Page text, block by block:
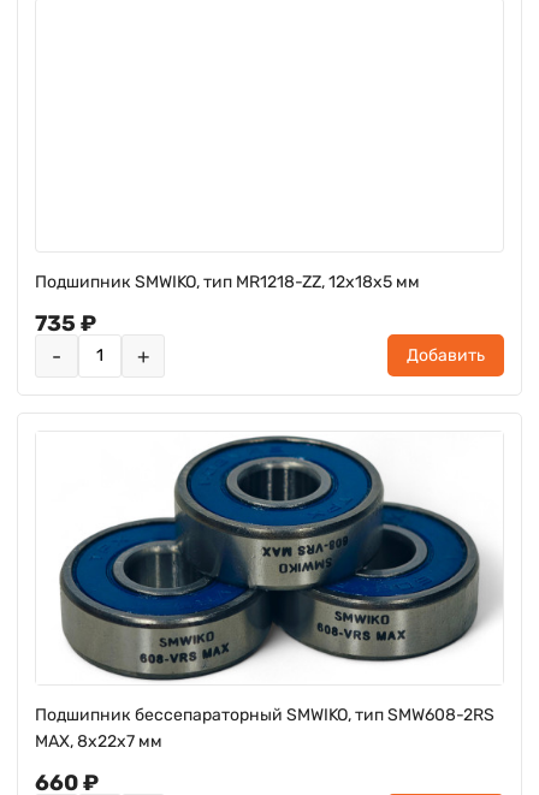
Подшипник SMWIKO, тип MR1218-ZZ, 12x18x5 мм
735 ₽
- + Добавить
Подшипник бессепараторный SMWIKO, тип SMW608-2RS
MAX, 8х22х7 мм
660 ₽